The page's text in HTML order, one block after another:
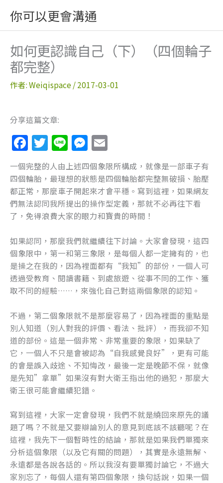
主
你可以更會溝通
如何更認識自己（下）（四個輪子
都完整）
作者:Weiqispace/2017-03-01
分享這篇文章:
F
a
c
e
b
o
o
k
T
w
itt
er
Li
n
e
M
e
ss
e
n
g
er
m
ai
l
一個完整的人由上述四個象限所構成，就像是一部車子有
四個輪胎，最理想的狀態是四個輪胎都完整無破損、胎壓
都正常，那麼車子開起來才會平穩。寫到這裡，如果網友
們無法認同我所提出的操作型定義，那就不必再往下看
了，免得浪費大家的眼力和寶貴的時間！
如果認同，那麼我們就繼續往下討論。大家會發現，這四
個象限中，第一和第三象限，是每個人都一定擁有的，也
是操之在我的，因為裡面都有“我知”的部份，一個人可
透過受教育、閱讀書籍、到處旅遊、從事不同的工作、獲
取不同的經驗……，來強化自己對這兩個象限的認知。
不過，第二個象限就不是那麼容易了，因為裡面的重點是
別人知道（別人對我的評價、看法、批評），而我卻不知
道的部份。這是一個非常、非常重要的象限，如果缺了
它，一個人不只是會被認為“自我感覺良好”，更有可能
的會是誤入歧途、不知悔改，最後一定是晚節不保，就像
是先知”拿單”如果沒有對大衛王指出他的過犯，那麼大
衛王很可能會繼續犯錯。
寫到這裡，大家一定會發現，我們不就是繞回來原先的議
題了嗎？不就是又要辯論別人的意見到底該不該聽呢？在
這裡，我先下一個暫時性的結論，那就是如果我們單獨來
分析這個象限（以及它有關的問題），其實是永遠無解、
永遠都是各說各話的。所以我沒有要單獨討論它，不過大
家別忘了，每個人還有第四個象限，換句話說，如果一個